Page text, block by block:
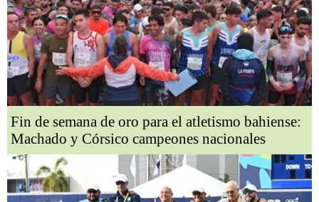
Fin de semana de oro para el atletismo bahiense:
Machado y Córsico campeones nacionales